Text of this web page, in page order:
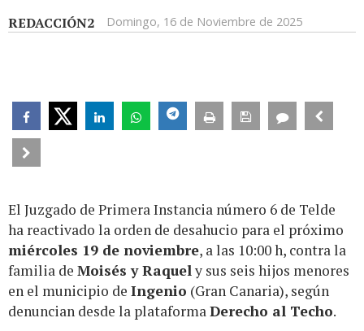
REDACCIÓN2 Domingo, 16 de Noviembre de 2025
El Juzgado de Primera Instancia número 6 de Telde
ha reactivado la orden de desahucio para el próximo
miércoles 19 de noviembre, a las 10:00 h, contra la
familia de Moisés y Raquely sus seis hijos menores
en el municipio de Ingenio (Gran Canaria), según
denuncian desde la plataformaDerecho al Techo.